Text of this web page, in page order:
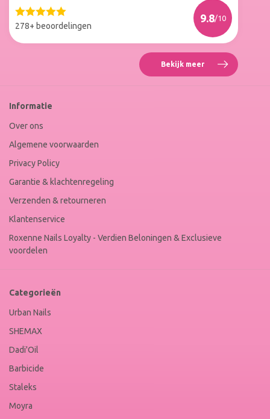
278+ beoordelingen
9.8/10
Web
Winkel
Bekijk meer Reviews
Roxenne
Informatie
Over ons
Algemene voorwaarden
Privacy Policy
Garantie & klachtenregeling
Verzenden & retourneren
Klantenservice
Roxenne Nails Loyalty - Verdien Beloningen & Exclusieve
voordelen
Categorieën
Urban Nails
SHEMAX
Dadi'Oil
Barbicide
Staleks
Moyra